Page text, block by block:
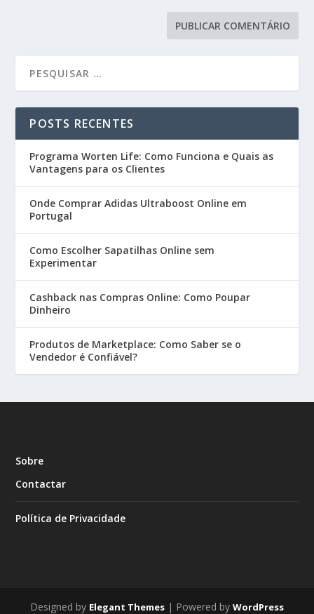
POSTS RECENTES
Programa Worten Life: Como Funciona e Quais as
Vantagens para os Clientes
Onde Comprar Adidas Ultraboost Online em
Portugal
Como Escolher Sapatilhas Online sem
Experimentar
Cashback nas Compras Online: Como Poupar
Dinheiro
Produtos de Marketplace: Como Saber se o
Vendedor é Confiável?
Sobre
Contactar
Política de Privacidade
Designed by Elegant Themes | Powered by WordPress